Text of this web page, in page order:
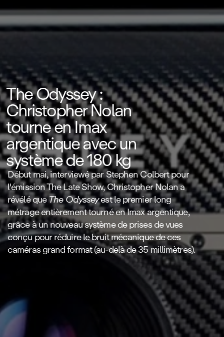
The Odyssey :
Christopher Nolan
tourne en Imax
argentique avec un
système de 180 kg
Début mai, interviewé par Stephen Colbert pour
l'émission The Late Show, Christopher Nolan a
révélé queThe Odysseyest le premier long
métrage entièrement tourné en Imax argentique,
grâce à un nouveau système de prises de vues
conçu pour réduire le bruit mécanique de ces
caméras grand format (au‑delà de 35 millimètres).